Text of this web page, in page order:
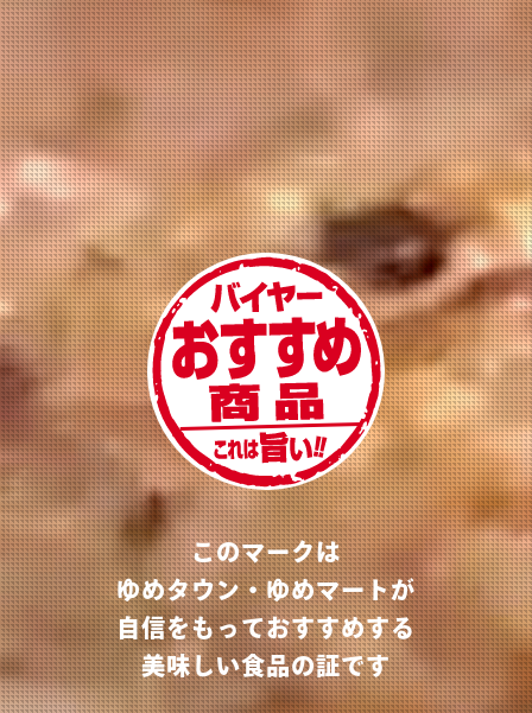
このマークは
ゆめタウン・ゆめマートが
自信をもっておすすめする
美味しい食品の証です